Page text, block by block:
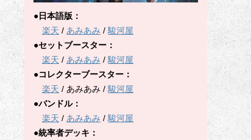
●日本語版：
楽天 / あみあみ / 駿河屋
●セットブースター：
楽天 / あみあみ / 駿河屋
●コレクターブースター：
楽天 / あみあみ / 駿河屋
●バンドル：
楽天 / あみあみ / 駿河屋
●統率者デッキ：